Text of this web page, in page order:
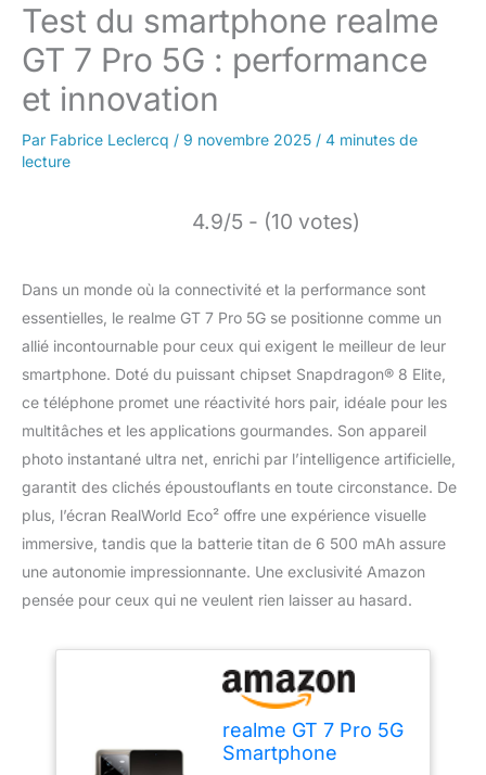
Test du smartphone realme
GT 7 Pro 5G : performance
et innovation
Par Fabrice Leclercq / 9 novembre 2025 / 4 minutes de
lecture
4.9/5 - (10 votes)
Dans un monde où la connectivité et la performance sont
essentielles, le realme GT 7 Pro 5G se positionne comme un
allié incontournable pour ceux qui exigent le meilleur de leur
smartphone. Doté du puissant chipset Snapdragon® 8 Elite,
ce téléphone promet une réactivité hors pair, idéale pour les
multitâches et les applications gourmandes. Son appareil
photo instantané ultra net, enrichi par l’intelligence artificielle,
garantit des clichés époustouflants en toute circonstance. De
plus, l’écran RealWorld Eco² offre une expérience visuelle
immersive, tandis que la batterie titan de 6 500 mAh assure
une autonomie impressionnante. Une exclusivité Amazon
pensée pour ceux qui ne veulent rien laisser au hasard.
realme GT 7 Pro 5G
Smartphone